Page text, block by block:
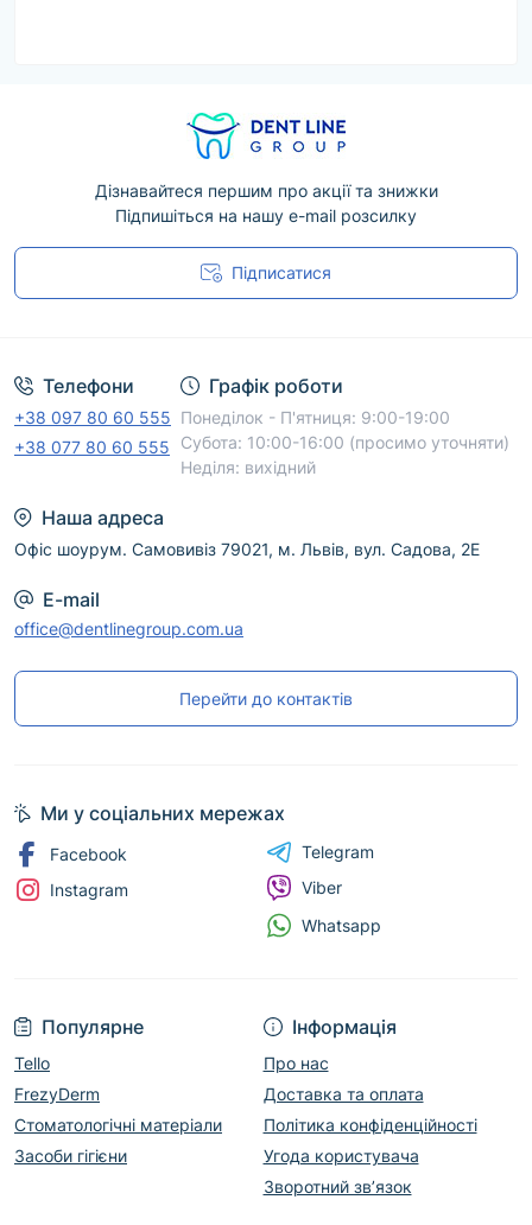
Дізнавайтеся першим про акції та знижки
Підпишіться на нашу e-mail розсилку
Підписатися
Телефони
+38 097 80 60 555
+38 077 80 60 555
Графік роботи
Понеділок - П'ятниця: 9:00-19:00
Субота: 10:00-16:00 (просимо уточняти)
Неділя: вихідний
Наша адреса
Офіс шоурум. Самовивіз 79021, м. Львів, вул. Садова, 2Е
E-mail
office@dentlinegroup.com.ua
Перейти до контактів
Популярне
Tello
FrezyDerm
Стоматологічні матеріали
Засоби гігієни
Інформація
Про нас
Доставка та оплата
Політика конфіденційності
Угода користувача
Зворотний зв’язок
Ми у соціальних мережах
Facebook
Instagram
Telegram
Viber
Whatsapp